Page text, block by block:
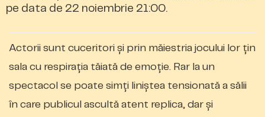
pe data de 22 noiembrie 21:00.
Actorii sunt cuceritori şi prin măiestria jocului lor ţin
sala cu respiraţia tăiată de emoţie. Rar la un
spectacol se poate simţi liniştea tensionată a sălii
în care publicul ascultă atent replica, dar şi